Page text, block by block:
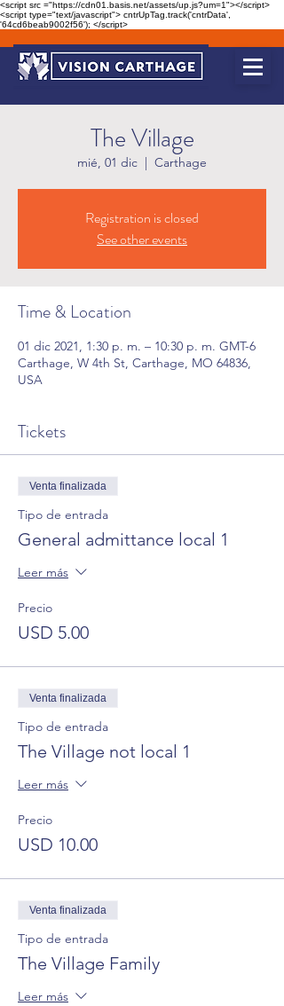
<script src ="https://cdn01.basis.net/assets/up.js?um=1"></script>
<script type="text/javascript"> cntrUpTag.track('cntrData',
'64cd6beab9002f56'); </script>
The Village
mié, 01 dic
  |
Carthage
Registration is closed
See other events
Time & Location
01 dic 2021, 1:30 p. m. – 10:30 p. m. GMT-6
Carthage, W 4th St, Carthage, MO 64836,
USA
Tickets
Venta finalizada
Tipo de entrada
General admittance local 1
Leer más
Precio
USD 5.00
Venta finalizada
Tipo de entrada
The Village not local 1
Leer más
Precio
USD 10.00
Venta finalizada
Tipo de entrada
The Village Family
Leer más